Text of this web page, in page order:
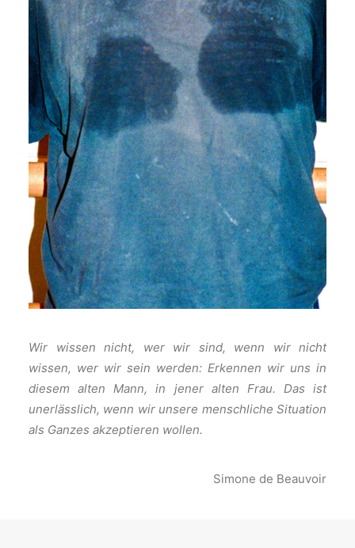
Wir wissen nicht, wer wir sind, wenn wir nicht
wissen, wer wir sein werden: Erkennen wir uns in
diesem alten Mann, in jener alten Frau. Das ist
unerlässlich, wenn wir unsere menschliche Situation
als Ganzes akzeptieren wollen.
Simone de Beauvoir